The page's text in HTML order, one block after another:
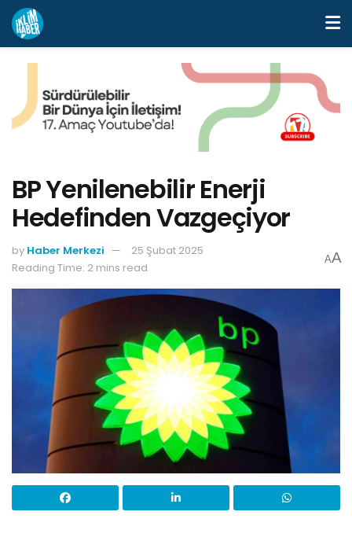
BP Yenilenebilir Enerji
Hedefinden Vazgeçiyor
by Haber Merkezi
25 Şubat 2025
Reading Time: 2 mins read
AA